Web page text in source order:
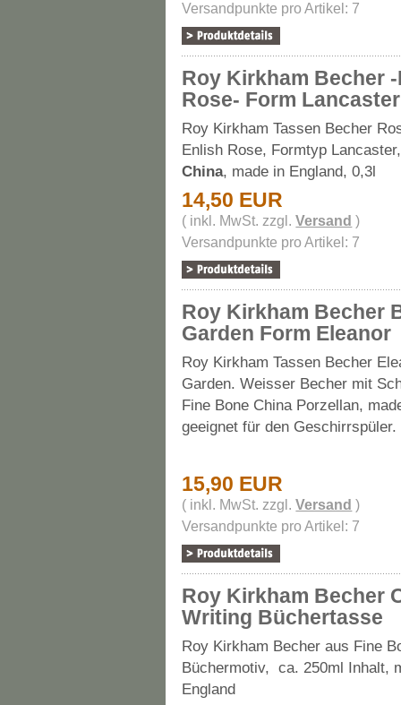
Versandpunkte pro Artikel: 7
Roy Kirkham Becher
Rose- Form Lancaster
Roy Kirkham Tassen Becher
Enlish Rose, Formtyp
China, made in England, 0,3l
14,50 EUR
( inkl. MwSt. zzgl.Versand )
Versandpunkte pro Artikel: 7
Roy Kirkham Becher
Garden Form Eleanor
Roy Kirkham Tassen Becher
Garden. Weisser Becher mit
Fine Bone China Porzellan,
geeignet für den Geschirrspüler.
15,90 EUR
( inkl. MwSt. zzgl.Versand )
Versandpunkte pro Artikel: 7
Roy Kirkham Becher
Writing Büchertasse
Roy Kirkham Becher aus Fine
Büchermotiv, ca. 250ml Inhalt,
England